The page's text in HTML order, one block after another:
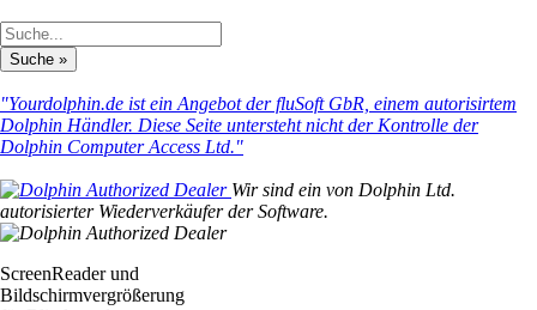
"Yourdolphin.de ist ein Angebot der fluSoft GbR, einem autorisirtem
Dolphin Händler. Diese Seite untersteht nicht der Kontrolle der
Dolphin Computer Access Ltd."
Wir sind ein von Dolphin Ltd.
autorisierter Wiederverkäufer der Software.
ScreenReader und
Bildschirmvergrößerung